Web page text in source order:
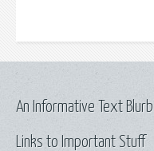
Links to Important Stuff
An Informative Text Blurb